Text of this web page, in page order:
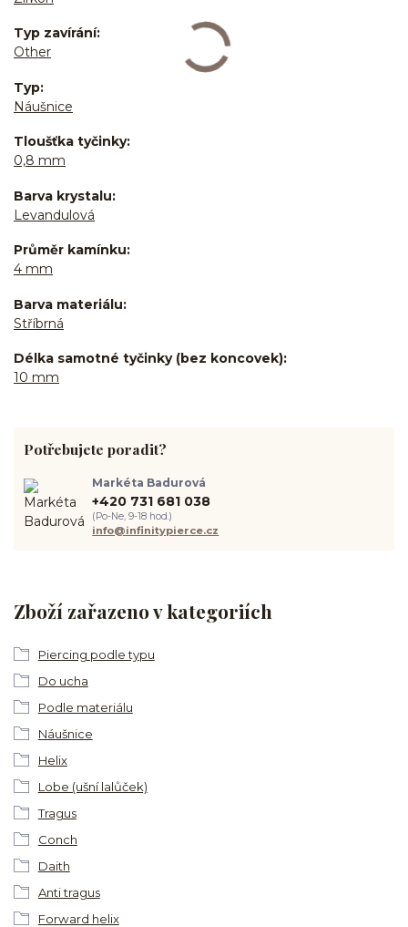
Typ zavírání
Other
Typ
Náušnice
Tloušťka tyčinky
0,8 mm
Barva krystalu
Levandulová
Průměr kamínku
4 mm
Barva materiálu
Stříbrná
Délka samotné tyčinky (bez koncovek)
10 mm
Zboží zařazeno v kategoriích
Piercing podle typu
Do ucha
Podle materiálu
Náušnice
Helix
Lobe (ušní lalůček)
Tragus
Conch
Daith
Anti tragus
Forward helix
Potřebujete poradit?
Markéta Badurová
+420 731 681 038
(Po-Ne, 9-18 hod.)
info@infinitypierce.cz